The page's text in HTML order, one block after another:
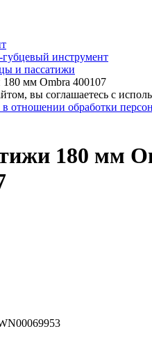
инструмент
и пассатижи
мм Ombra 400107
вы соглашаетесь с
в отношении обработки
180 мм